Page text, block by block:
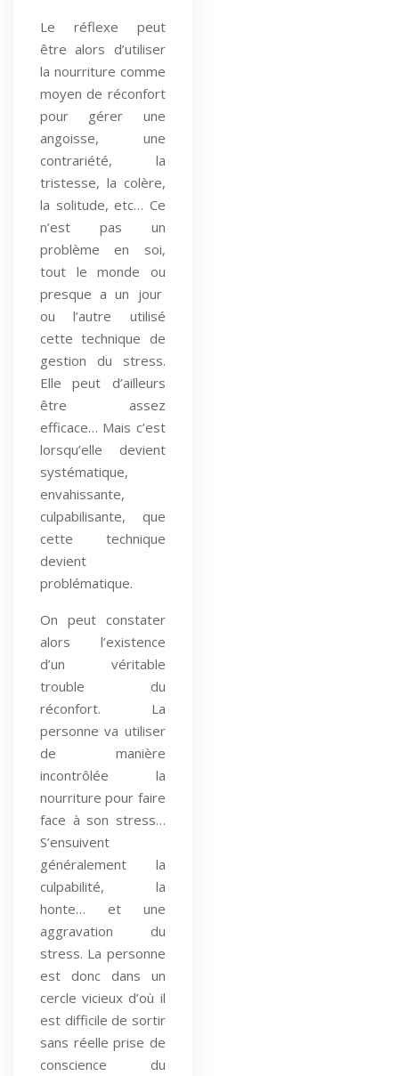
Le réflexe peut
être alors d’utiliser
la nourriture comme
moyen de réconfort
pour gérer une
angoisse, une
contrariété, la
tristesse, la colère,
la solitude, etc… Ce
n’est pas un
problème en soi,
tout le monde ou
presque a un jour
ou l’autre utilisé
cette technique de
gestion du stress.
Elle peut d’ailleurs
être assez
efficace… Mais c’est
lorsqu’elle devient
systématique,
envahissante,
culpabilisante, que
cette technique
devient
problématique.
On peut constater
alors l’existence
d’un véritable
trouble du
réconfort. La
personne va utiliser
de manière
incontrôlée la
nourriture pour faire
face à son stress…
S’ensuivent
généralement la
culpabilité, la
honte… et une
aggravation du
stress. La personne
est donc dans un
cercle vicieux d’où il
est difficile de sortir
sans réelle prise de
conscience du